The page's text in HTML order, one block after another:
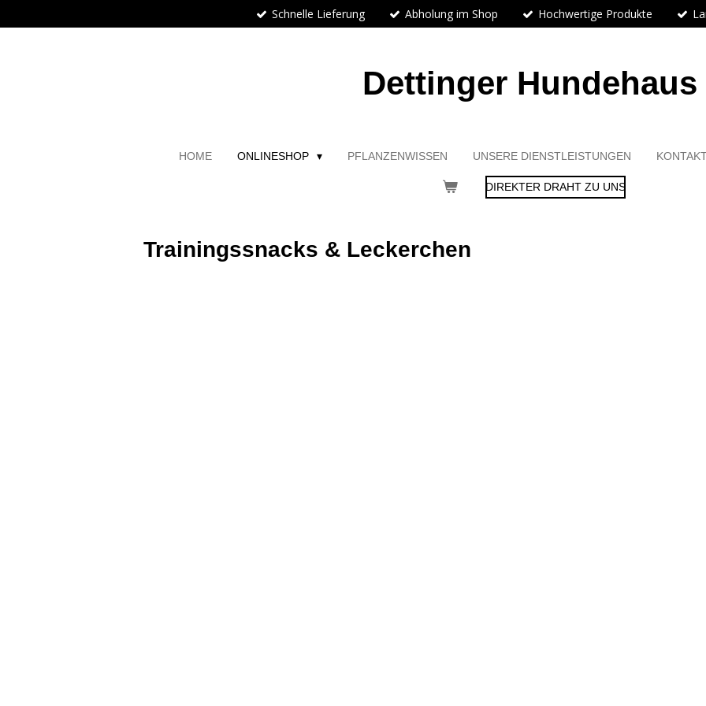
Hauptinhalt
Schnelle Lieferung Abholung im Shop Hochwertige Produkte
Dettinger Hundehaus
HOME ONLINESHOP PFLANZENWISSEN UNSERE DIENSTLEISTUNGEN
DIREKTER DRAHT ZU UNS
Trainingssnacks & Leckerchen